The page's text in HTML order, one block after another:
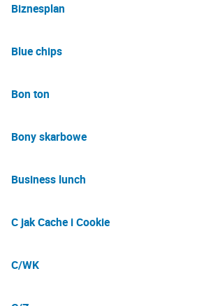
Biznesplan
Blue chips
Bon ton
Bony skarbowe
Business lunch
C jak Cache i Cookie
C/WK